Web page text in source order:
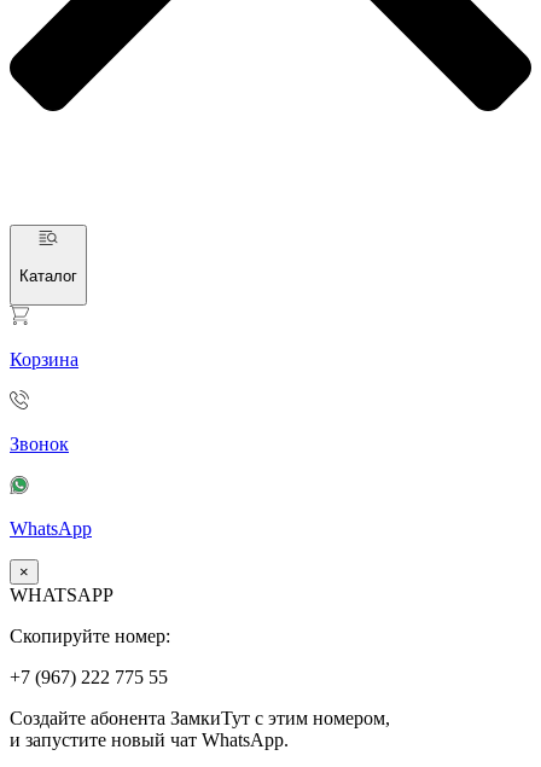
Каталог
Корзина
Звонок
WhatsApp
×
WHATSAPP
Скопируйте номер:
+7 (967) 222 775 55
Создайте абонента ЗамкиТут с этим номером,
и запустите новый чат WhatsApp.